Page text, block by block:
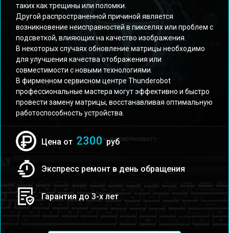
таких как трещины или поломки.
Другой распространенной причиной является
возникновение неисправностей в пикселях или проблем с
подсветкой, влияющих на качество изображения.
В некоторых случаях обновление матрицы необходимо
для улучшения качества отображения или
совместимости с новыми технологиями.
В фирменном сервисном центре Thunderobot
профессиональные мастера могут эффективно и быстро
провести замену матрицы, восстанавливая оптимальную
работоспособность устройства.
Цена от 2300 руб
Экспресс ремонт в день обращения
Гарантия до 3-х лет